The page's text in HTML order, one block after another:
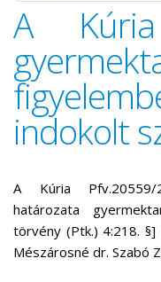
A
indokolt
A Kúria Pfv.20559/
határozata
törvény (Ptk.) 4:218. §]
Mészárosné dr. Szabó